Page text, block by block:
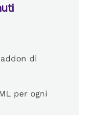
di
per ogni